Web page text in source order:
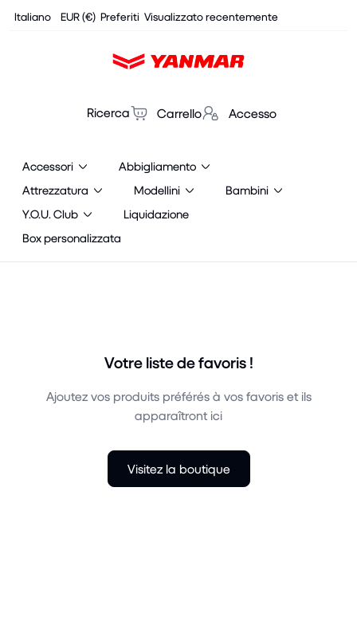
Cookies management panel
Italiano EUR (€) Preferiti Visualizzato recentemente
Ricerca Carrello Accesso
Accessori
Abbigliamento
Attrezzatura
Modellini
Bambini
Y.O.U. Club
Liquidazione
Box personalizzata
Votre liste de favoris !
Ajoutez vos produits préférés à vos favoris et ils
apparaîtront ici
Visitez la boutique